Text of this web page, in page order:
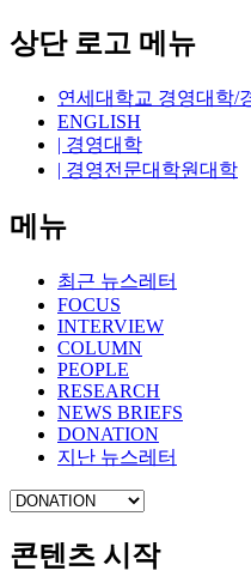
상단 로고 메뉴
연세대학교 경영대학/
ENGLISH
| 경영대학
| 경영전문대학원대학
메뉴
최근 뉴스레터
FOCUS
INTERVIEW
COLUMN
PEOPLE
RESEARCH
NEWS BRIEFS
DONATION
지난 뉴스레터
콘텐츠 시작